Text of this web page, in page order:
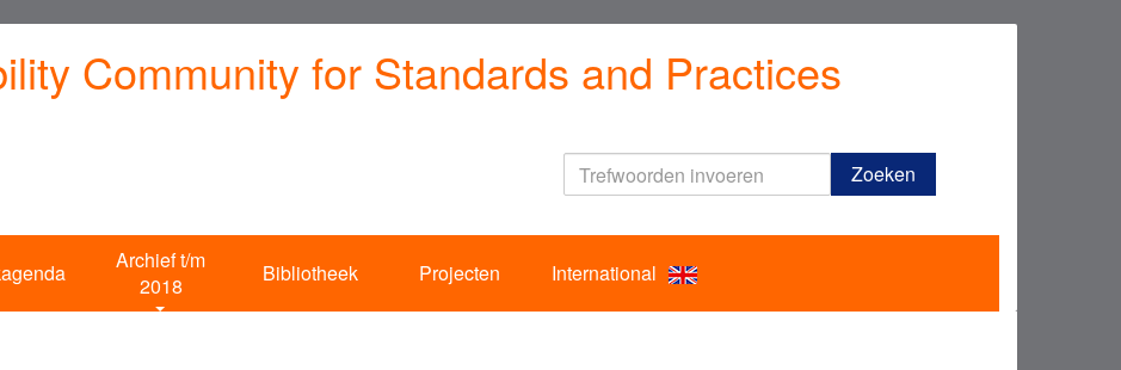
Community for Standards and Practices
Trefwoorden
invoeren
Zoeken
Archief t/m
2018
Bibliotheek Projecten International